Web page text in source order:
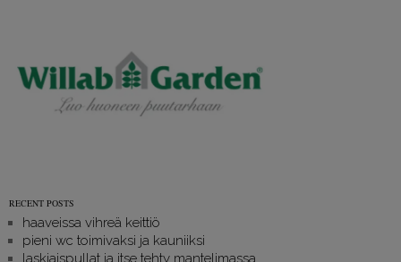
RECENT POSTS
haaveissa vihreä keittiö
pieni wc toimivaksi ja kauniiksi